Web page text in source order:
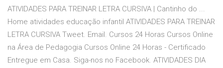
ATIVIDADES PARA TREINAR LETRA CURSIVA | Cantinho do ...
Home atividades educação infantil ATIVIDADES PARA TREINAR
LETRA CURSIVA Tweet. Email. Cursos 24 Horas Cursos Online
na Área de Pedagogia Cursos Online 24 Horas - Certificado
Entregue em Casa. Siga-nos no Facebook. ATIVIDADES DIA